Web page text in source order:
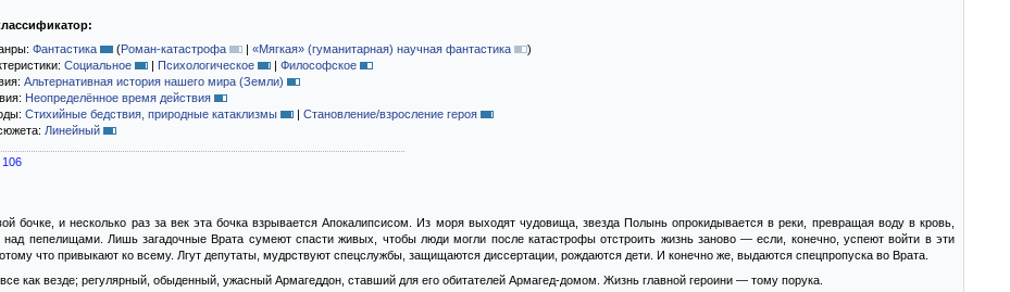
Фантастика (Роман-катастрофа | «Мягкая» (гуманитарная) научная фантастика
)
Социальное | Психологическое | Философское
Альтернативная история нашего мира (Земли)
Неопределённое время действия
Стихийные бедствия, природные катаклизмы | Становление/взросление героя
Линейный
106
бочке, и несколько раз за век эта бочка взрывается Апокалипсисом. Из моря выходят чудовища, звезда Полынь опрокидывается в реки, превращая воду в кровь,
над пепелищами. Лишь загадочные Врата сумеют спасти живых, чтобы люди могли после катастрофы отстроить жизнь заново — если, конечно, успеют войти в эти
что привыкают ко всему. Лгут депутаты, мудрствуют спецслужбы, защищаются диссертации, рождаются дети. И конечно же, выдаются спецпропуска во Врата.
все как везде; регулярный, обыденный, ужасный Армагеддон, ставший для его обитателей Армагед-домом. Жизнь главной героини — тому порука.